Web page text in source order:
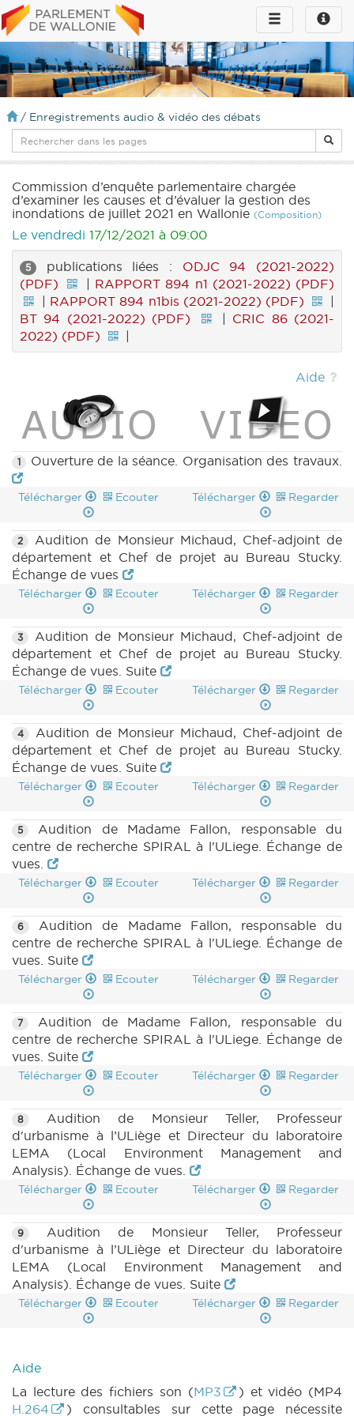
Toggle
infos
Toggle
navigation
/ Enregistrements audio & vidéo des débats
Commission d’enquête parlementaire chargée
d’examiner les causes et d’évaluer la gestion des
inondations de juillet 2021 en Wallonie (Composition)
Le vendredi 17/12/2021 à 09:00
5 publications liées : ODJC 94 (2021-2022)
(PDF)
| RAPPORT 894 n1 (2021-2022) (PDF)
| RAPPORT 894 n1bis (2021-2022) (PDF)
|
BT 94 (2021-2022) (PDF)
| CRIC 86 (2021-
2022) (PDF)
|
Aide
1 Ouverture de la séance. Organisation des travaux.
Télécharger Ecouter Télécharger Regarder
2
Audition de Monsieur Michaud, Chef-adjoint de
département et Chef de projet au Bureau Stucky.
Échange de vues
Télécharger Ecouter Télécharger Regarder
3
Audition de Monsieur Michaud, Chef-adjoint de
département et Chef de projet au Bureau Stucky.
Échange de vues. Suite
Télécharger Ecouter Télécharger Regarder
4
Audition de Monsieur Michaud, Chef-adjoint de
département et Chef de projet au Bureau Stucky.
Échange de vues. Suite
Télécharger Ecouter Télécharger Regarder
5
Audition de Madame Fallon, responsable du
centre de recherche SPIRAL à l'ULiege. Échange de
vues.
Télécharger Ecouter Télécharger Regarder
6
Audition de Madame Fallon, responsable du
centre de recherche SPIRAL à l'ULiege. Échange de
vues. Suite
Télécharger Ecouter Télécharger Regarder
7
Audition de Madame Fallon, responsable du
centre de recherche SPIRAL à l'ULiege. Échange de
vues. Suite
Télécharger Ecouter Télécharger Regarder
8
Audition de Monsieur Teller, Professeur
d'urbanisme à l’ULiège et Directeur du laboratoire
LEMA (Local Environment Management and
Analysis). Échange de vues.
Télécharger Ecouter Télécharger Regarder
9
Audition de Monsieur Teller, Professeur
d'urbanisme à l’ULiège et Directeur du laboratoire
LEMA (Local Environment Management and
Analysis). Échange de vues. Suite
Télécharger Ecouter Télécharger Regarder
Aide
La lecture des fichiers son (MP3
) et vidéo (MP4
H.264
) consultables sur cette page nécessite